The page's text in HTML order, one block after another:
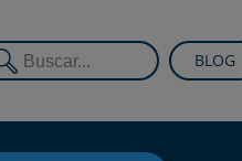
BLOG